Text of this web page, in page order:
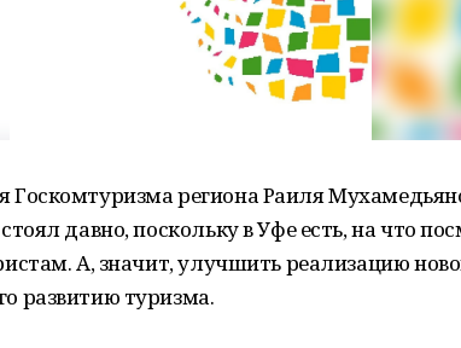
Госкомтуризма региона Раиля
давно, поскольку в Уфе есть, на что
А, значит, улучшить реализацию
развитию туризма.